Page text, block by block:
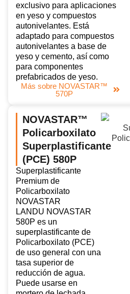
exclusivo para aplicaciones
en yeso y compuestos
autonivelantes. Está
adaptado para compuestos
autonivelantes a base de
yeso y cemento, así como
para componentes
prefabricados de yeso.
Más sobre NOVASTAR™
570P
NOVASTAR™
Policarboxilato
Superplastificante
(PCE) 580P
Superplastificante
Premium de
Policarboxilato
NOVASTAR
LANDU NOVASTAR
580P es un
superplastificante de
Policarboxilato (PCE)
de uso general con una
tasa superior de
reducción de agua.
Puede usarse en